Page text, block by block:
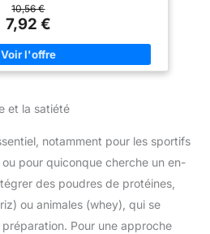
de la journée LES ATOUTS DE CES
: 100 Percentage Bio, ce produit est
complètes issues de l'agriculture
ajoutés en dehors de ceux
l'avoine EMBALLAGE Pratique :
l'emballage de ce muesli est conçu à
BIO ? : Ces flocons d'avoine se
avec une boisson végétale,
dessert ou un smoothie BIO ET
des alternatives végétales et
traditionnels, pour vous régaler tout
de végétal dans vos repas
10,56 €
7,92 €
et la satiété
notamment pour les sportifs
pour quiconque cherche un en-
des poudres de protéines,
ou animales (whey), qui se
Pour une approche